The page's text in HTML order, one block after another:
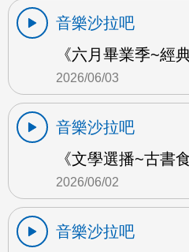
音樂沙拉吧
《六月畢業季~經
2026/06/03
音樂沙拉吧
《文學選播~古書
2026/06/02
音樂沙拉吧